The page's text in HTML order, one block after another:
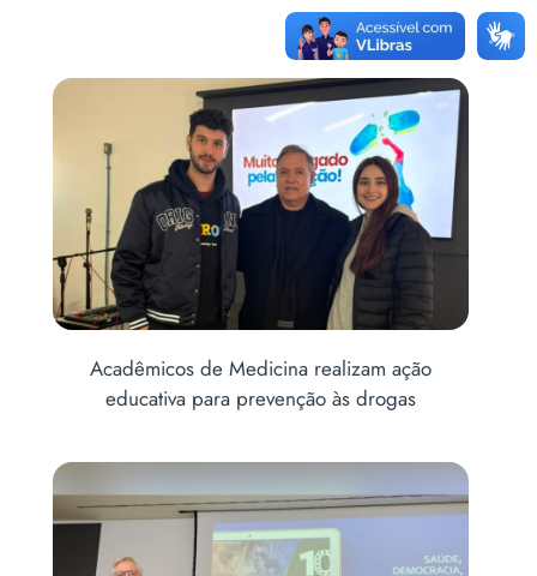
Acadêmicos de Medicina realizam ação
educativa para prevenção às drogas